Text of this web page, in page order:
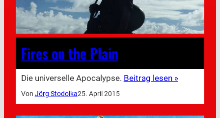
Fires on the Plain
Die universelle Apocalypse. Beitrag lesen »
Von Jörg Stodolka25. April 2015